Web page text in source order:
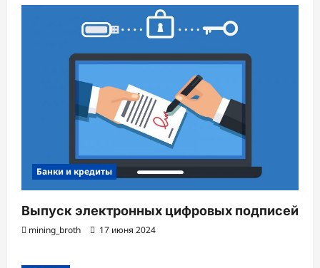
Банки и кредиты
Выпуск электронных цифровых подписей
mining_broth 17 июня 2024